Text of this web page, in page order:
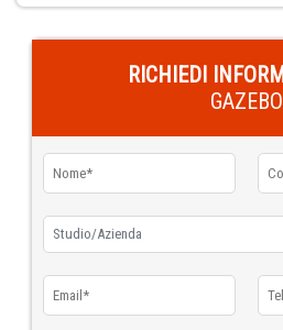
RICHIEDI
GAZEBO